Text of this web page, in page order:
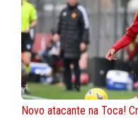
Novo atacante na Toca!